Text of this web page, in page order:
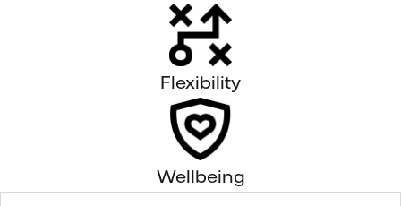
Flexibility
Wellbeing